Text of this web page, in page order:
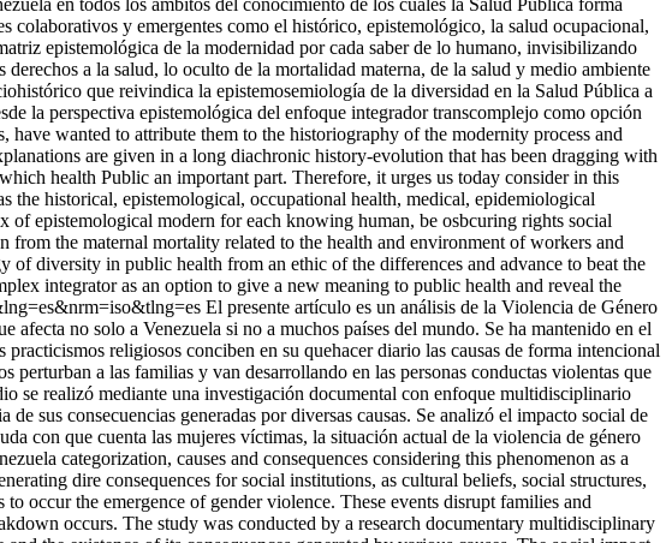
en todos los ámbitos del conocimiento de los cuales la Salud Pública forma
colaborativos y emergentes como el histórico, epistemológico, la salud ocupacional,
epistemológica de la modernidad por cada saber de lo humano, invisibilizando
a la salud, lo oculto de la mortalidad materna, de la salud y medio ambiente
que reivindica la epistemosemiología de la diversidad en la Salud Pública a
la perspectiva epistemológica del enfoque integrador transcomplejo como opción
wanted to attribute them to the historiography of the modernity process and
are given in a long diachronic history-evolution that has been dragging with
health Public an important part. Therefore, it urges us today consider in this
historical, epistemological, occupational health, medical, epidemiological
epistemological modern for each knowing human, be osbcuring rights social
the maternal mortality related to the health and environment of workers and
diversity in public health from an ethic of the differences and advance to beat the
integrator as an option to give a new meaning to public health and reveal the
El presente artículo es un análisis de la Violencia de Género
afecta no solo a Venezuela si no a muchos países del mundo. Se ha mantenido en el
religiosos conciben en su quehacer diario las causas de forma intencional
a las familias y van desarrollando en las personas conductas violentas que
se realizó mediante una investigación documental con enfoque multidisciplinario
sus consecuencias generadas por diversas causas. Se analizó el impacto social de
con que cuenta las mujeres víctimas, la situación actual de la violencia de género
categorization, causes and consequences considering this phenomenon as a
dire consequences for social institutions, as cultural beliefs, social structures,
occur the emergence of gender violence. These events disrupt families and
occurs. The study was conducted by a research documentary multidisciplinary